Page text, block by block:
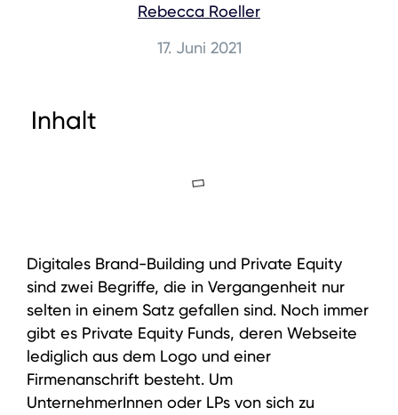
Rebecca Roeller
17. Juni 2021
Inhalt
Digitales Brand-Building und Private Equity
sind zwei Begriffe, die in Vergangenheit nur
selten in einem Satz gefallen sind. Noch immer
gibt es Private Equity Funds, deren Webseite
lediglich aus dem Logo und einer
Firmenanschrift besteht. Um
UnternehmerInnen oder LPs von sich zu